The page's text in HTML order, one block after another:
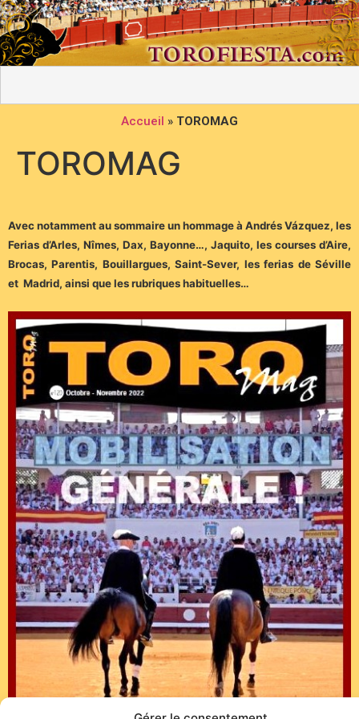
Accueil » TOROMAG
TOROMAG
Avec notamment au sommaire un hommage à Andrés Vázquez, les
Ferias d’Arles, Nîmes, Dax, Bayonne…, Jaquito, les courses d’Aire,
Brocas, Parentis, Bouillargues, Saint-Sever, les ferias de Séville
et Madrid, ainsi que les rubriques habituelles…